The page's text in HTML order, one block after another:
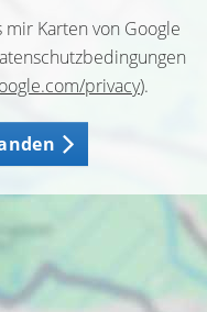
Karten von Google
privacy).